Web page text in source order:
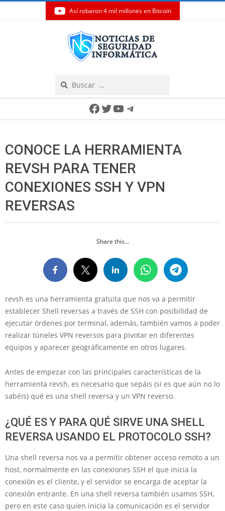
Así robaron 4 mil millones en Bitcoin
Facebook
Twitter
YouTube
Telegram
CONOCE LA HERRAMIENTA
REVSH PARA TENER
CONEXIONES SSH Y VPN
REVERSAS
Share this...
revsh es una herramienta gratuita que nos va a permitir
establecer Shell reversas a través de SSH con posibilidad de
ejecutar órdenes por terminal, además, también vamos a poder
realizar túneles VPN reversos para pivotar en diferentes
equipos y aparecer geográficamente en otros lugares.
Antes de empezar con las principales características de la
herramienta revsh, es necesario que sepáis (si es que aún no lo
sabéis) qué es una shell reversa y un VPN reverso.
¿QUÉ ES Y PARA QUÉ SIRVE UNA SHELL
REVERSA USANDO EL PROTOCOLO SSH?
Una shell reversa nos va a permitir obtener acceso remoto a un
host, normalmente en las conexiones SSH el que inicia la
conexión es el cliente, y el servidor se encarga de aceptar la
conexión entrante. En una shell reversa también usamos SSH,
pero en este caso quien inicia la comunicación es el servidor